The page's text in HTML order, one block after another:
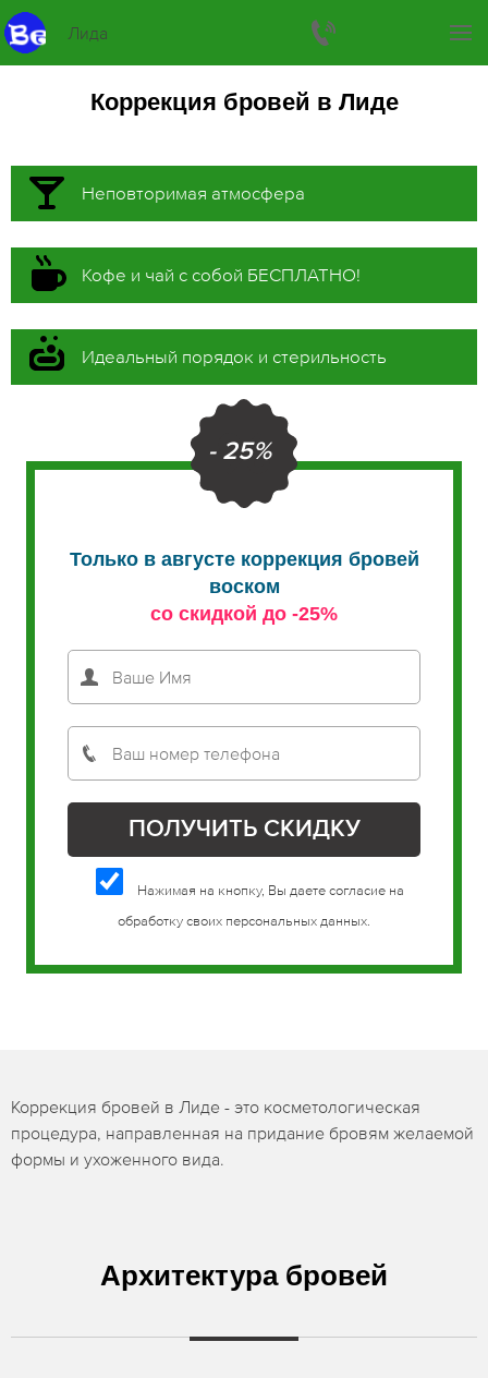
Лида
Коррекция бровей в Лиде
Неповторимая атмосфера
Кофе и чай с собой БЕСПЛАТНО!
Идеальный порядок и стерильность
- 25%
Только в августе коррекция бровей
воском
со скидкой до -25%
Нажимая на кнопку, Вы даете согласие на
обработку своих персональных данных.
Коррекция бровей в Лиде - это косметологическая
процедура, направленная на придание бровям желаемой
формы и ухоженного вида.
Архитектура бровей